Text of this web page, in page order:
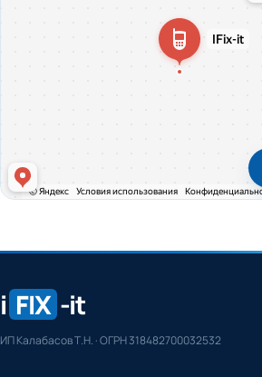
i FIX -it
ИП Калабасов Т.Н. · ОГРН 318482700032532